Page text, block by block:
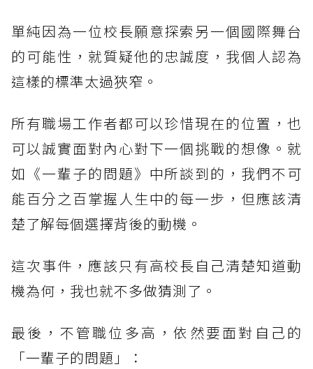
單純因為一位校長願意探索另一個國際舞台
的可能性，就質疑他的忠誠度，我個人認為
這樣的標準太過狹窄。
所有職場工作者都可以珍惜現在的位置，也
可以誠實面對內心對下一個挑戰的想像。就
如《一輩子的問題》中所談到的，我們不可
能百分之百掌握人生中的每一步，但應該清
楚了解每個選擇背後的動機。
這次事件，應該只有高校長自己清楚知道動
機為何，我也就不多做猜測了。
最後，不管職位多高，依然要面對自己的
「一輩子的問題」：